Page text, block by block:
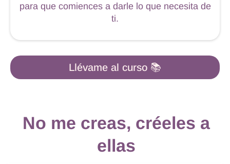
para que comiences a darle lo que necesita de
ti.
Llévame al curso 📚
No me creas, créeles a
ellas